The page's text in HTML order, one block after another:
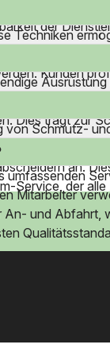
schnell auf
der
Techniken
Kunden
um
Dies trägt zur
von Schmutz-
durch
an.
Service, der
umfassenden
Mitarbeiter
und Abfahrt,